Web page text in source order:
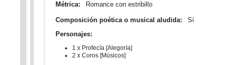
Métrica: Romance con estribillo
Composición poética o musical aludida:
Sí
Personajes:
1 x Profecía [Alegoría]
2 x Coros [Músicos]